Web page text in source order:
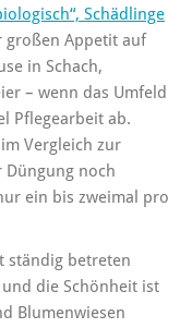
Schädlinge
großen Appetit auf
in Schach,
– wenn das Umfeld
Pflegearbeit ab.
Vergleich zur
Düngung noch
ein bis zweimal pro
ständig betreten
die Schönheit ist
Blumenwiesen